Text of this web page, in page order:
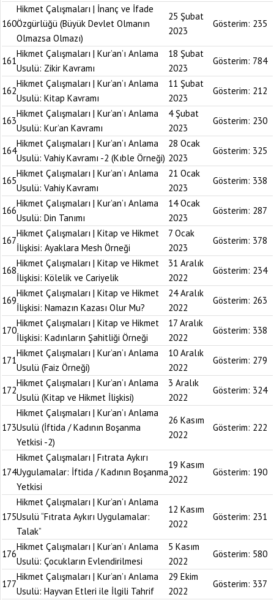
160
Hikmet Çalışmaları | İnanç ve İfade
Özgürlüğü (Büyük Devlet Olmanın
Olmazsa Olmazı)
25 Şubat
2023
Gösterim: 235
161
Hikmet Çalışmaları | Kur’an’ı Anlama
Usulü: Zikir Kavramı
18 Şubat
2023
Gösterim: 784
162
Hikmet Çalışmaları | Kur’an’ı Anlama
Usulü: Kitap Kavramı
11 Şubat
2023
Gösterim: 212
163
Hikmet Çalışmaları | Kur’an’ı Anlama
Usulü: Kur’an Kavramı
4 Şubat
2023
Gösterim: 230
164
Hikmet Çalışmaları | Kur’an’ı Anlama
Usulü: Vahiy Kavramı -2 (Kıble Örneği)
28 Ocak
2023
Gösterim: 325
165
Hikmet Çalışmaları | Kur’an’ı Anlama
Usulü: Vahiy Kavramı
21 Ocak
2023
Gösterim: 338
166
Hikmet Çalışmaları | Kur’an’ı Anlama
Usulü: Din Tanımı
14 Ocak
2023
Gösterim: 287
167
Hikmet Çalışmaları | Kitap ve Hikmet
İlişkisi: Ayaklara Mesh Örneği
7 Ocak
2023
Gösterim: 378
168
Hikmet Çalışmaları | Kitap ve Hikmet
İlişkisi: Kölelik ve Cariyelik
31 Aralık
2022
Gösterim: 234
169
Hikmet Çalışmaları | Kitap ve Hikmet
İlişkisi: Namazın Kazası Olur Mu?
24 Aralık
2022
Gösterim: 263
170
Hikmet Çalışmaları | Kitap ve Hikmet
İlişkisi: Kadınların Şahitliği Örneği
17 Aralık
2022
Gösterim: 338
171
Hikmet Çalışmaları | Kur’an’ı Anlama
Usulü (Faiz Örneği)
10 Aralık
2022
Gösterim: 279
172
Hikmet Çalışmaları | Kur’an’ı Anlama
Usulü (Kitap ve Hikmet İlişkisi)
3 Aralık
2022
Gösterim: 324
173
Hikmet Çalışmaları | Kur’an’ı Anlama
Usulü (İftida / Kadının Boşanma
Yetkisi -2)
26 Kasım
2022
Gösterim: 222
174
Hikmet Çalışmaları | Fıtrata Aykırı
Uygulamalar: İftida / Kadının Boşanma
Yetkisi
19 Kasım
2022
Gösterim: 190
175
Hikmet Çalışmaları | Kur’an’ı Anlama
Usulü “Fıtrata Aykırı Uygulamalar:
Talak”
12 Kasım
2022
Gösterim: 231
176
Hikmet Çalışmaları | Kur’an’ı Anlama
Usulü: Çocukların Evlendirilmesi
5 Kasım
2022
Gösterim: 580
177
Hikmet Çalışmaları | Kur’an’ı Anlama
Usulü: Hayvan Etleri ile İlgili Tahrif
29 Ekim
2022
Gösterim: 337